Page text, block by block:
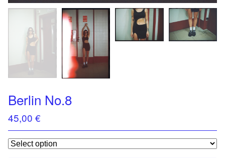
Berlin No.8
45,00 €